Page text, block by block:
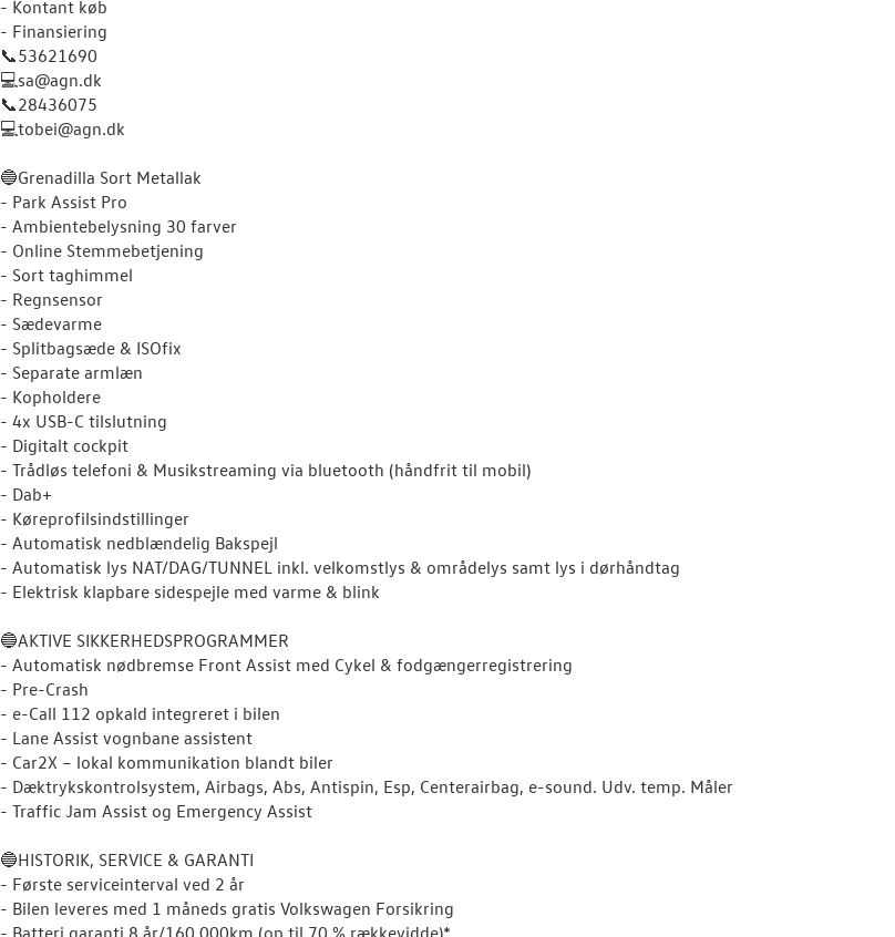
- Kontant køb
- Finansiering
📞53621690
💻sa@agn.dk
📞28436075
💻tobei@agn.dk
🔵Grenadilla Sort Metallak
- Park Assist Pro
- Ambientebelysning 30 farver
- Online Stemmebetjening
- Sort taghimmel
- Regnsensor
- Sædevarme
- Splitbagsæde & ISOfix
- Separate armlæn
- Kopholdere
- 4x USB-C tilslutning
- Digitalt cockpit
- Trådløs telefoni & Musikstreaming via bluetooth (håndfrit til mobil)
- Dab+
- Køreprofilsindstillinger
- Automatisk nedblændelig Bakspejl
- Automatisk lys NAT/DAG/TUNNEL inkl. velkomstlys & områdelys samt lys i dørhåndtag
- Elektrisk klapbare sidespejle med varme & blink
🔵AKTIVE SIKKERHEDSPROGRAMMER
- Automatisk nødbremse Front Assist med Cykel & fodgængerregistrering
- Pre-Crash
- e-Call 112 opkald integreret i bilen
- Lane Assist vognbane assistent
- Car2X – lokal kommunikation blandt biler
- Dæktrykskontrolsystem, Airbags, Abs, Antispin, Esp, Centerairbag, e-sound. Udv. temp. Måler
- Traffic Jam Assist og Emergency Assist
🔵HISTORIK, SERVICE & GARANTI
- Første serviceinterval ved 2 år
- Bilen leveres med 1 måneds gratis Volkswagen Forsikring
- Batteri garanti 8 år/160.000km (op til 70 % rækkevidde)*